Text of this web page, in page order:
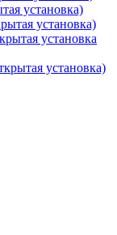
установка)
установка)
установка
установка)